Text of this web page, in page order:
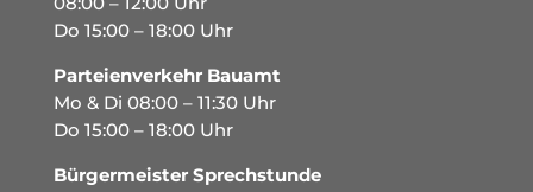
Do 15:00 – 18:00 Uhr
Parteienverkehr Bauamt
Mo & Di 08:00 – 11:30 Uhr
Do 15:00 – 18:00 Uhr
Bürgermeister Sprechstunde